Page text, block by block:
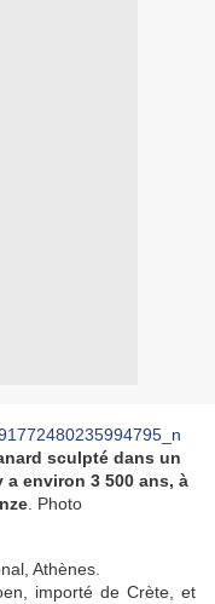
sculpté dans un
environ 3 500 ans, à
. Photo
Athènes.
importé de Crète, et